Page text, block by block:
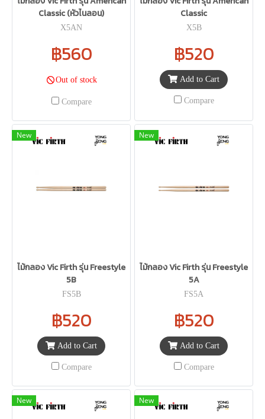
Classic (หัวไนลอน)
X5AN
฿560
Out of stock
Compare
Classic
X5B
฿520
Add to Cart
Compare
New
ไม้กลอง Vic Firth รุ่น Freestyle
5B
FS5B
฿520
Add to Cart
Compare
New
ไม้กลอง Vic Firth รุ่น Freestyle
5A
FS5A
฿520
Add to Cart
Compare
New New